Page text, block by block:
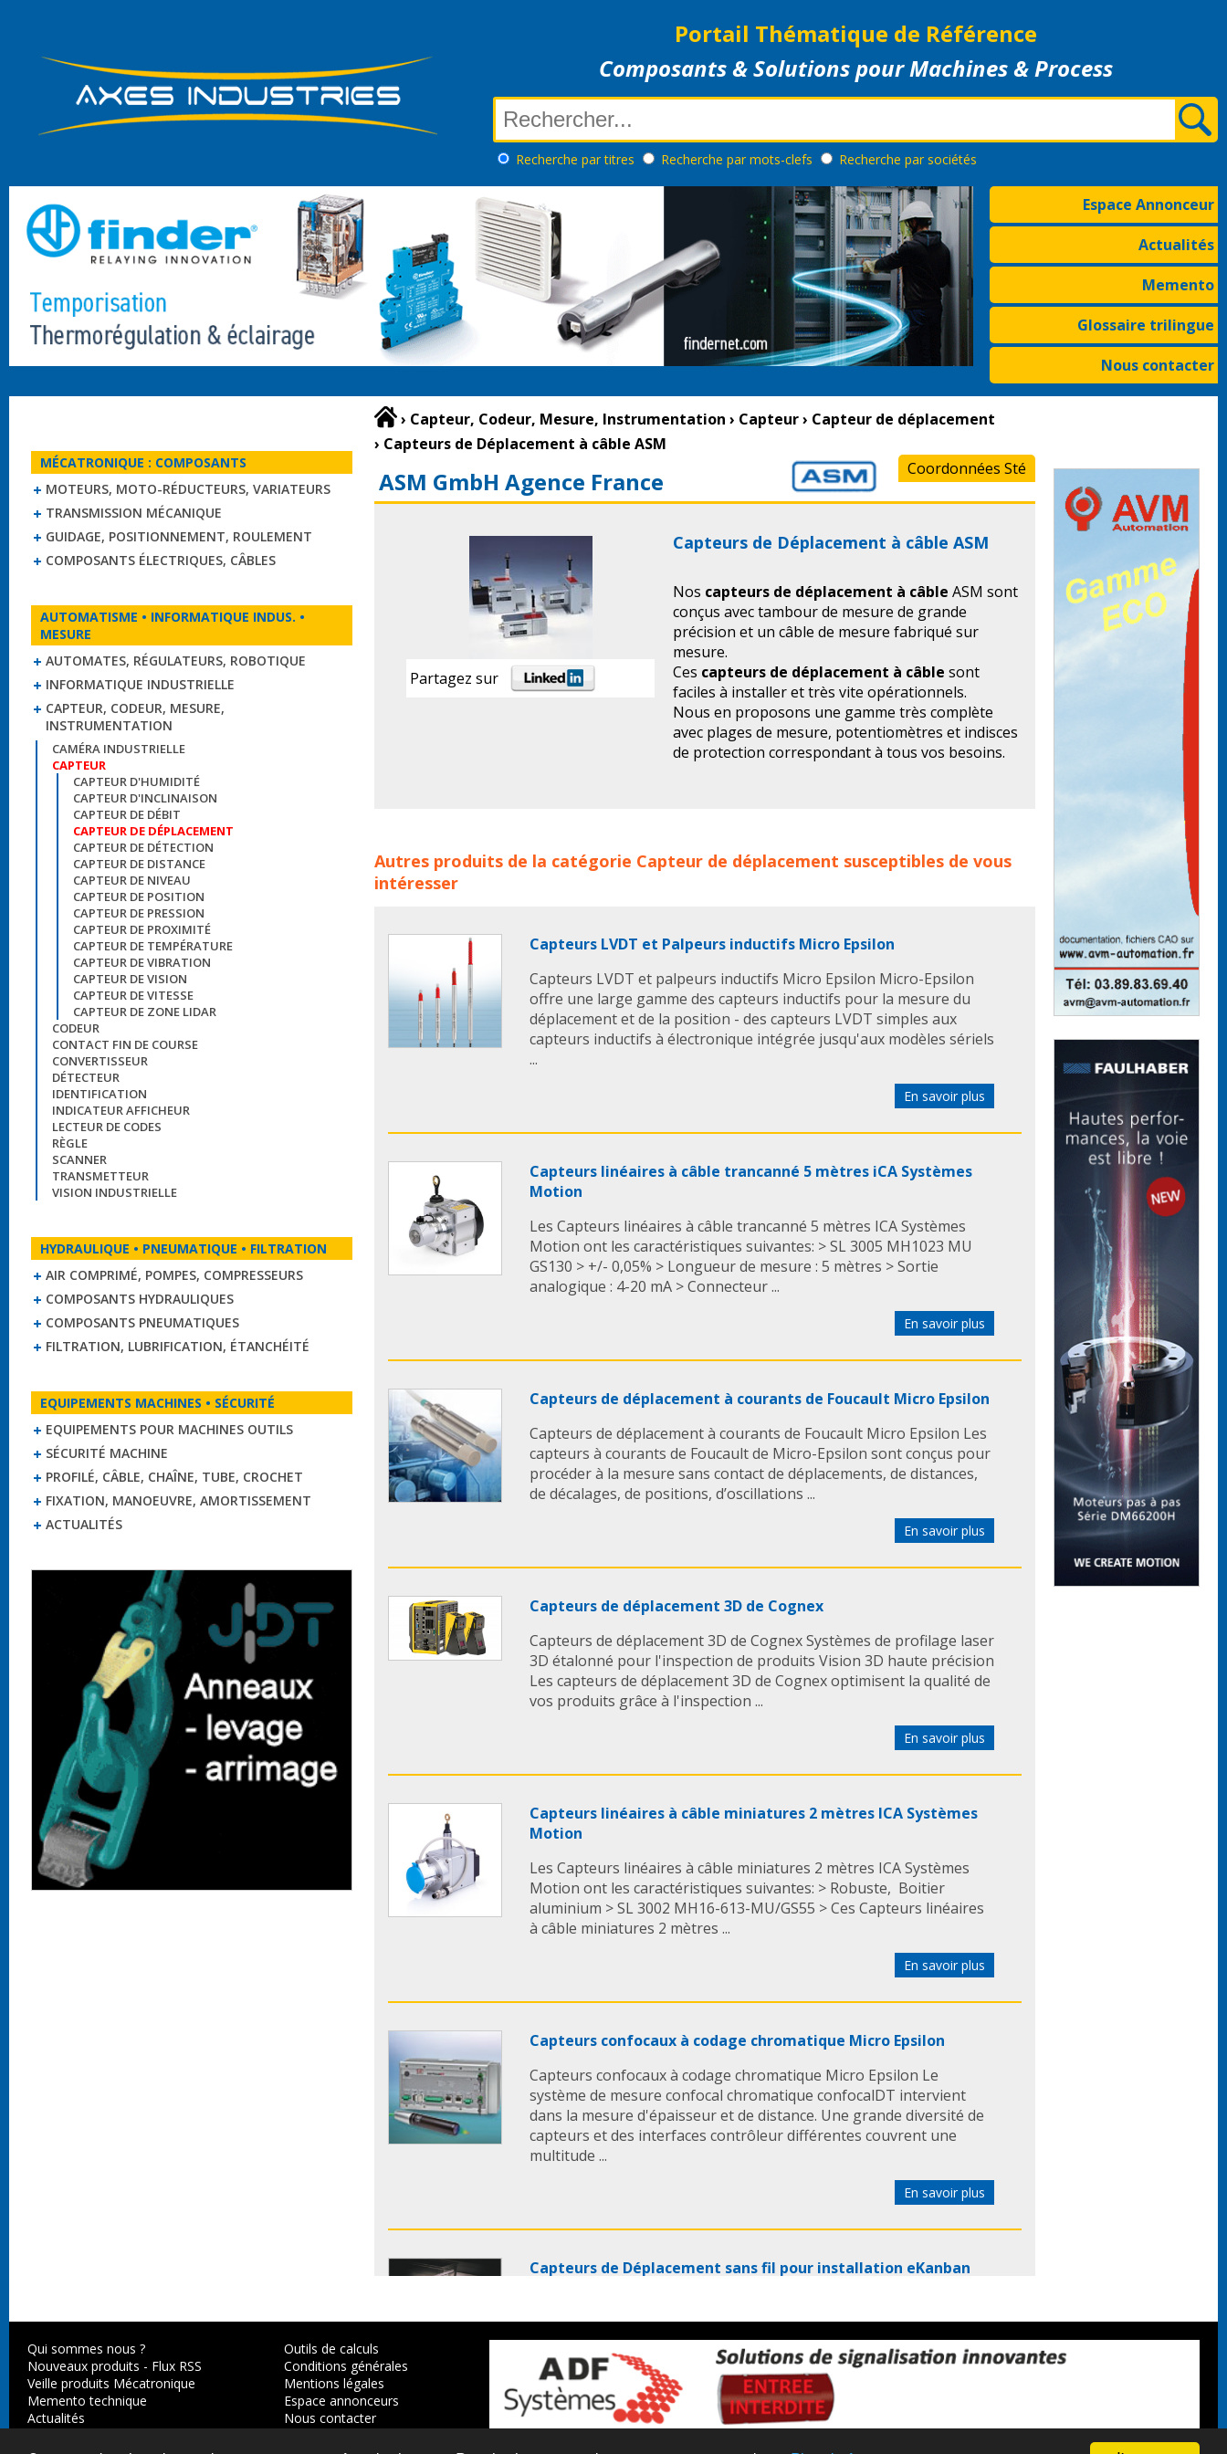
Portail Thématique de Référence
Composants & Solutions pour Machines & Process
Recherche par titres Recherche par mots-clefs Recherche par sociétés
Espace Annonceur
Actualités
Memento
Glossaire trilingue
Nous contacter
MÉCATRONIQUE : COMPOSANTS
MOTEURS, MOTO-RÉDUCTEURS, VARIATEURS
TRANSMISSION MÉCANIQUE
GUIDAGE, POSITIONNEMENT, ROULEMENT
COMPOSANTS ÉLECTRIQUES, CÂBLES
AUTOMATISME • INFORMATIQUE INDUS. •
MESURE
AUTOMATES, RÉGULATEURS, ROBOTIQUE
INFORMATIQUE INDUSTRIELLE
CAPTEUR, CODEUR, MESURE,
INSTRUMENTATION
CAMÉRA INDUSTRIELLE
CAPTEUR
CAPTEUR D'HUMIDITÉ
CAPTEUR D'INCLINAISON
CAPTEUR DE DÉBIT
CAPTEUR DE DÉPLACEMENT
CAPTEUR DE DÉTECTION
CAPTEUR DE DISTANCE
CAPTEUR DE NIVEAU
CAPTEUR DE POSITION
CAPTEUR DE PRESSION
CAPTEUR DE PROXIMITÉ
CAPTEUR DE TEMPÉRATURE
CAPTEUR DE VIBRATION
CAPTEUR DE VISION
CAPTEUR DE VITESSE
CAPTEUR DE ZONE LIDAR
CODEUR
CONTACT FIN DE COURSE
CONVERTISSEUR
DÉTECTEUR
IDENTIFICATION
INDICATEUR AFFICHEUR
LECTEUR DE CODES
RÈGLE
SCANNER
TRANSMETTEUR
VISION INDUSTRIELLE
HYDRAULIQUE • PNEUMATIQUE • FILTRATION
AIR COMPRIMÉ, POMPES, COMPRESSEURS
COMPOSANTS HYDRAULIQUES
COMPOSANTS PNEUMATIQUES
FILTRATION, LUBRIFICATION, ÉTANCHÉITÉ
EQUIPEMENTS MACHINES • SÉCURITÉ
EQUIPEMENTS POUR MACHINES OUTILS
SÉCURITÉ MACHINE
PROFILÉ, CÂBLE, CHAÎNE, TUBE, CROCHET
FIXATION, MANOEUVRE, AMORTISSEMENT
ACTUALITÉS
› Capteur, Codeur, Mesure, Instrumentation › Capteur› Capteur de déplacement
› Capteurs de Déplacement à câble ASM
ASM GmbH Agence France Coordonnées Sté
Partagez sur
Capteurs de Déplacement à câble ASM
Nos capteurs de déplacement à câble ASM sont
conçus avec tambour de mesure de grande
précision et un câble de mesure fabriqué sur
mesure.
Ces capteurs de déplacement à câble sont
faciles à installer et très vite opérationnels.
Nous en proposons une gamme très complète
avec plages de mesure, potentiomètres et indisces
de protection correspondant à tous vos besoins.
deplacement capteurs de deplacements capteur a cablecapteurs a cablescapteur
deplacement a cable
Autres produits de la catégorie Capteur de déplacement susceptibles de vous
intéresser
Capteurs LVDT et Palpeurs inductifs Micro Epsilon
Capteurs LVDT et palpeurs inductifs Micro Epsilon Micro-Epsilon
offre une large gamme des capteurs inductifs pour la mesure du
déplacement et de la position - des capteurs LVDT simples aux
capteurs inductifs à électronique intégrée jusqu'aux modèles sériels
...
En savoir plus
Capteurs linéaires à câble trancanné 5 mètres iCA Systèmes
Motion
Les Capteurs linéaires à câble trancanné 5 mètres ICA Systèmes
Motion ont les caractéristiques suivantes: > SL 3005 MH1023 MU
GS130 > +/- 0,05% > Longueur de mesure : 5 mètres > Sortie
analogique : 4-20 mA > Connecteur ...
En savoir plus
Capteurs de déplacement à courants de Foucault Micro Epsilon
Capteurs de déplacement à courants de Foucault Micro Epsilon Les
capteurs à courants de Foucault de Micro-Epsilon sont conçus pour
procéder à la mesure sans contact de déplacements, de distances,
de décalages, de positions, d’oscillations ...
En savoir plus
Capteurs de déplacement 3D de Cognex
Capteurs de déplacement 3D de Cognex Systèmes de profilage laser
3D étalonné pour l'inspection de produits Vision 3D haute précision
Les capteurs de déplacement 3D de Cognex optimisent la qualité de
vos produits grâce à l'inspection ...
En savoir plus
Capteurs linéaires à câble miniatures 2 mètres ICA Systèmes
Motion
Les Capteurs linéaires à câble miniatures 2 mètres ICA Systèmes
Motion ont les caractéristiques suivantes: > Robuste, Boitier
aluminium > SL 3002 MH16-613-MU/GS55 > Ces Capteurs linéaires
à câble miniatures 2 mètres ...
En savoir plus
Capteurs confocaux à codage chromatique Micro Epsilon
Capteurs confocaux à codage chromatique Micro Epsilon Le
système de mesure confocal chromatique confocalDT intervient
dans la mesure d'épaisseur et de distance. Une grande diversité de
capteurs et des interfaces contrôleur différentes couvrent une
multitude ...
En savoir plus
Capteurs de Déplacement sans fil pour installation eKanban
Les Capteurs de déplacement sans fil pour installation eKanban
STEUTE ont les caractéristiques suivantes: Des capteurs sans fil,
développés spécifiquement pour les installations eKanban, pilotent
le réapprovisionnement automatique dans la production moderne.
Les ...
Qui sommes nous ?
Nouveaux produits - Flux RSS
Veille produits Mécatronique
Memento technique
Actualités
Outils de calculs
Conditions générales
Mentions légales
Espace annonceurs
Nous contacter